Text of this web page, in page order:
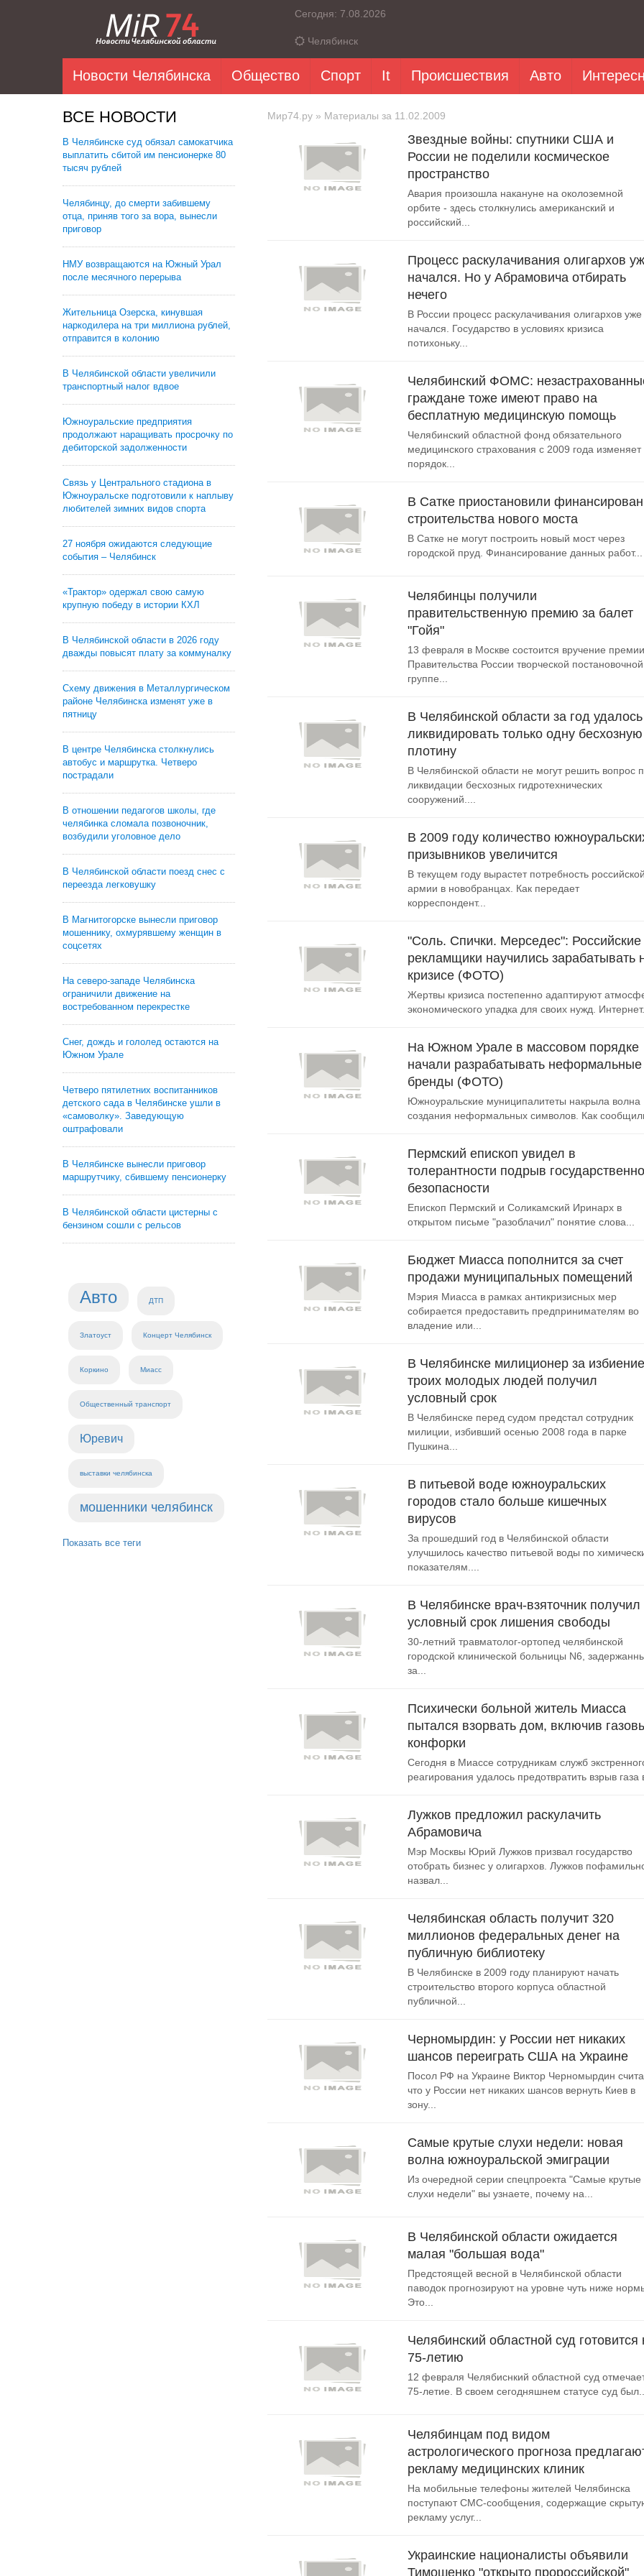
Сегодня: 7.08.2026
Челябинск
Новости Челябинска Общество Спорт It Происшествия Авто
ВСЕ НОВОСТИ
В Челябинске суд обязал самокатчика
выплатить сбитой им пенсионерке 80
тысяч рублей
Челябинцу, до смерти забившему
отца, приняв того за вора, вынесли
приговор
НМУ возвращаются на Южный Урал
после месячного перерыва
Жительница Озерска, кинувшая
наркодилера на три миллиона рублей,
отправится в колонию
В Челябинской области увеличили
транспортный налог вдвое
Южноуральские предприятия
продолжают наращивать просрочку по
дебиторской задолженности
Связь у Центрального стадиона в
Южноуральске подготовили к наплыву
любителей зимних видов спорта
27 ноября ожидаются следующие
события – Челябинск
«Трактор» одержал свою самую
крупную победу в истории КХЛ
В Челябинской области в 2026 году
дважды повысят плату за коммуналку
Схему движения в Металлургическом
районе Челябинска изменят уже в
пятницу
В центре Челябинска столкнулись
автобус и маршрутка. Четверо
пострадали
В отношении педагогов школы, где
челябинка сломала позвоночник,
возбудили уголовное дело
В Челябинской области поезд снес с
переезда легковушку
В Магнитогорске вынесли приговор
мошеннику, охмурявшему женщин в
соцсетях
На северо-западе Челябинска
ограничили движение на
востребованном перекрестке
Снег, дождь и гололед остаются на
Южном Урале
Четверо пятилетних воспитанников
детского сада в Челябинске ушли в
«самоволку». Заведующую
оштрафовали
В Челябинске вынесли приговор
маршрутчику, сбившему пенсионерку
В Челябинской области цистерны с
бензином сошли с рельсов
Авто ДТП
Златоуст Концерт Челябинск
Коркино Миасс
Общественный транспорт
Юревич
выставки челябинска
мошенники челябинск
Показать все теги
Мир74.ру » Материалы за 11.02.2009
Звездные войны: спутники США и
России не поделили космическое
пространство
Авария произошла накануне на околоземной
орбите - здесь столкнулись американский и
российский...
Процесс раскулачивания олигархов
начался. Но у Абрамовича отбирать
нечего
В России процесс раскулачивания олигархов уже
начался. Государство в условиях кризиса
потихоньку...
Челябинский ФОМС:
граждане тоже имеют право на
бесплатную медицинскую помощь
Челябинский областной фонд обязательного
медицинского страхования с 2009 года изменяет
порядок...
В Сатке приостановили
строительства нового моста
В Сатке не могут построить новый мост через
городской пруд. Финансирование данных работ...
Челябинцы получили
правительственную премию за балет
"Гойя"
13 февраля в Москве состоится вручение премии
Правительства России творческой постановочной
группе...
В Челябинской области за год удалось
ликвидировать только одну бесхозную
плотину
В Челябинской области не могут решить вопрос
ликвидации бесхозных гидротехнических
сооружений....
В 2009 году количество
призывников увеличится
В текущем году вырастет потребность
армии в новобранцах. Как передает
корреспондент...
"Соль. Спички. Мерседес": Российские
рекламщики научились зарабатывать
кризисе (ФОТО)
Жертвы кризиса постепенно адаптируют
экономического упадка для своих нужд.
На Южном Урале в массовом порядке
начали разрабатывать неформальные
бренды (ФОТО)
Южноуральские муниципалитеты накрыла волна
создания неформальных символов. Как
Пермский епископ увидел в
толерантности подрыв
безопасности
Епископ Пермский и Соликамский Иринарх в
открытом письме "разоблачил" понятие слова...
Бюджет Миасса пополнится за счет
продажи муниципальных помещений
Мэрия Миасса в рамках антикризисных мер
собирается предоставить предпринимателям во
владение или...
В Челябинске милиционер за избиение
троих молодых людей получил
условный срок
В Челябинске перед судом предстал сотрудник
милиции, избивший осенью 2008 года в парке
Пушкина...
В питьевой воде южноуральских
городов стало больше кишечных
вирусов
За прошедший год в Челябинской области
улучшилось качество питьевой воды по
показателям....
В Челябинске врач-взяточник получил
условный срок лишения свободы
30-летний травматолог-ортопед челябинской
городской клинической больницы N6,
за...
Психически больной житель Миасса
пытался взорвать дом, включив
конфорки
Сегодня в Миассе сотрудникам служб
реагирования удалось предотвратить взрыв газа
Лужков предложил раскулачить
Абрамовича
Мэр Москвы Юрий Лужков призвал государство
отобрать бизнес у олигархов. Лужков
назвал...
Челябинская область получит 320
миллионов федеральных денег на
публичную библиотеку
В Челябинске в 2009 году планируют начать
строительство второго корпуса областной
публичной...
Черномырдин: у России нет никаких
шансов переиграть США на Украине
Посол РФ на Украине Виктор Черномырдин
что у России нет никаких шансов вернуть Киев в
зону...
Самые крутые слухи недели: новая
волна южноуральской эмиграции
Из очередной серии спецпроекта "Самые крутые
слухи недели" вы узнаете, почему на...
В Челябинской области ожидается
малая "большая вода"
Предстоящей весной в Челябинской области
паводок прогнозируют на уровне чуть ниже
Это...
Челябинский областной суд готовится
75-летию
12 февраля Челябиснкий областной суд
75-летие. В своем сегодняшнем статусе суд
Челябинцам под видом
астрологического прогноза
рекламу медицинских клиник
На мобильные телефоны жителей Челябинска
поступают СМС-сообщения, содержащие
рекламу услуг...
Украинские националисты объявили
Тимошенко "открыто пророссийской"